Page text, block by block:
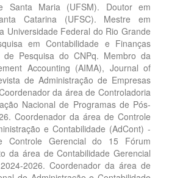
Santa Maria (UFSM). Doutor em
Catarina (UFSC). Mestre em
Universidade Federal do Rio Grande
em Contabilidade e Finanças
de Pesquisa do CNPq. Membro da
Accounting (AIMA), Journal of
de Administração de Empresas
da área de Controladoria
Nacional de Programas de Pós-
Coordenador da área de Controle
e Contabilidade (AdCont) -
Controle Gerencial do 15 Fórum
da área de Contabilidade Gerencial
2026. Coordenador da área de